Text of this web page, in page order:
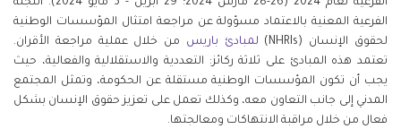
الفرعية لعام 2024 (26-28 مارس 2024؛ 29 أبريل - 3 مايو 2024). اللجنة
الفرعية المعنية بالاعتماد مسؤولة عن مراجعة امتثال المؤسسات الوطنية
لحقوق الإنسان (NHRIs)
لمبادئ باريس من خلال عملية مراجعة الأقران.
تعتمد هذه المبادئ على ثلاثة ركائز: التعددية والاستقلالية والفعالية، حيث
يجب أن تكون المؤسسات الوطنية مستقلة عن الحكومة، وتمثل المجتمع
المدني إلى جانب التعاون معه، وكذلك تعمل على تعزيز حقوق الإنسان بشكل
فعال من خلال مراقبة الانتهاكات ومعالجتها.